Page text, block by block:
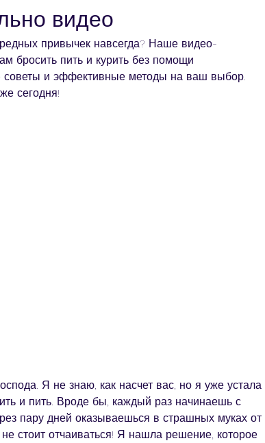
видео
привычек навсегда? Наше видео-
бросить пить и курить без помощи
советы и эффективные методы на ваш выбор.
сегодня!
Я не знаю, как насчет вас, но я уже устала
и пить. Вроде бы, каждый раз начинаешь с
пару дней оказываешься в страшных муках от
стоит отчаиваться! Я нашла решение, которое